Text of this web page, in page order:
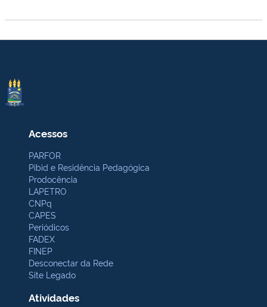
Acessos
PARFOR
Pibid e Residência Pedagógica
Prodocência
LAPETRO
CNPq
CAPES
Periódicos
FADEX
FINEP
Desconectar da Rede
Site Legado
Atividades